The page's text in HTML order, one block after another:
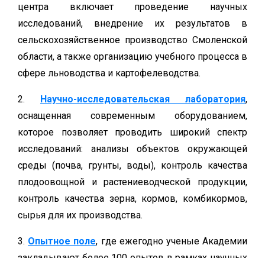
центра включает проведение научных
исследований, внедрение их результатов в
сельскохозяйственное производство Смоленской
области, а также организацию учебного процесса в
сфере льноводства и картофелеводства.
2. Научно-исследовательская лаборатория,
оснащенная современным оборудованием,
которое позволяет проводить широкий спектр
исследований: анализы объектов окружающей
среды (почва, грунты, воды), контроль качества
плодоовощной и растениеводческой продукции,
контроль качества зерна, кормов, комбикормов,
сырья для их производства.
3. Опытное поле, где ежегодно ученые Академии